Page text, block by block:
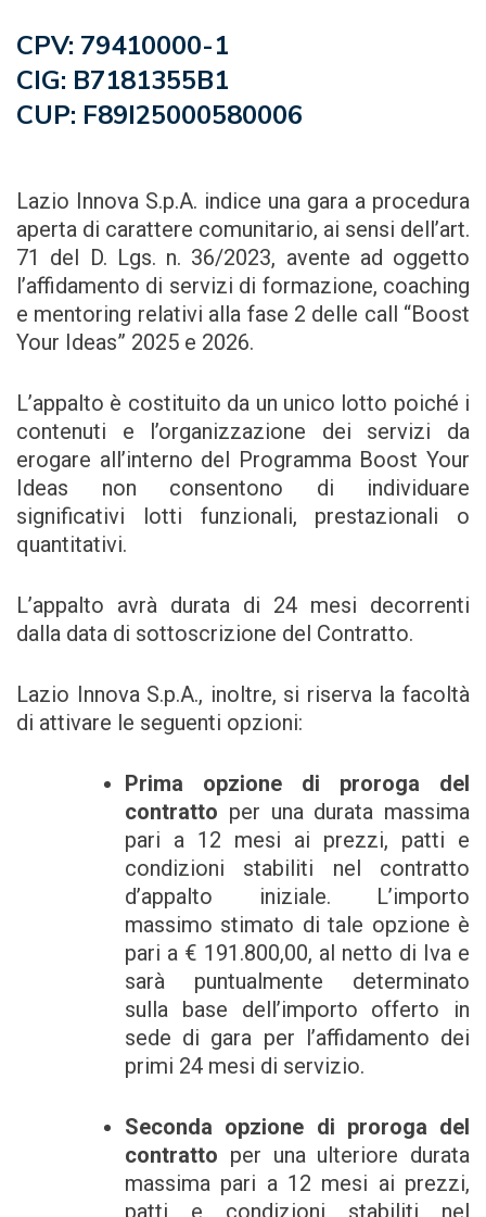
CPV: 79410000-1
CIG: B7181355B1
CUP: F89I25000580006
Lazio Innova S.p.A. indice una gara a procedura
aperta di carattere comunitario, ai sensi dell’art.
71 del D. Lgs. n. 36/2023, avente ad oggetto
l’affidamento di servizi di formazione, coaching
e mentoring relativi alla fase 2 delle call “Boost
Your Ideas” 2025 e 2026.
L’appalto è costituito da un unico lotto poiché i
contenuti e l’organizzazione dei servizi da
erogare all’interno del Programma Boost Your
Ideas non consentono di individuare
significativi lotti funzionali, prestazionali o
quantitativi.
L’appalto avrà durata di 24 mesi decorrenti
dalla data di sottoscrizione del Contratto.
Lazio Innova S.p.A., inoltre, si riserva la facoltà
di attivare le seguenti opzioni:
Prima opzione di proroga del
contratto per una durata massima
pari a 12 mesi ai prezzi, patti e
condizioni stabiliti nel contratto
d’appalto iniziale. L’importo
massimo stimato di tale opzione è
pari a € 191.800,00, al netto di Iva e
sarà puntualmente determinato
sulla base dell’importo offerto in
sede di gara per l’affidamento dei
primi 24 mesi di servizio.
Seconda opzione di proroga del
contratto per una ulteriore durata
massima pari a 12 mesi ai prezzi,
patti e condizioni stabiliti nel